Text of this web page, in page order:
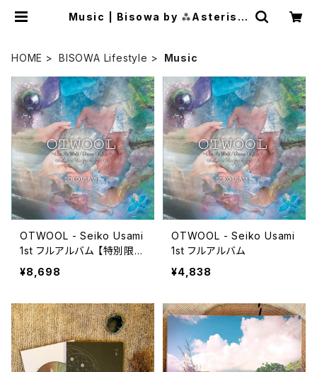
Music | Bisowa by ⁂Asterism
HOME BISOWA Lifestyle Music
OTWOOL - Seiko Usami
1st フルアルバム 【特別限定
版】（CD＋絵本/水晶付き！）
¥8,698
OTWOOL - Seiko Usami
1st フルアルバム
¥4,838